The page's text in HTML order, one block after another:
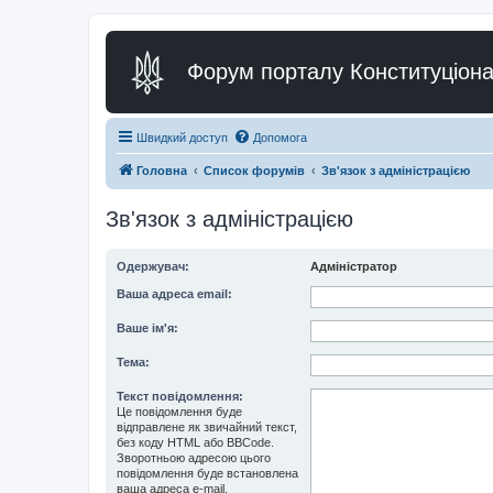
Форум порталу
Швидкий доступ Допомога
Головна Список форумів Зв'язок з адміністрацією
Зв'язок з адміністрацією
Одержувач: Адміністратор
Ваша адреса email:
Ваше ім'я:
Тема:
Текст повідомлення:
Це повідомлення буде
відправлене як звичайний текст,
без коду HTML або BBCode.
Зворотньою адресою цього
повідомлення буде встановлена
ваша адреса e-mail.